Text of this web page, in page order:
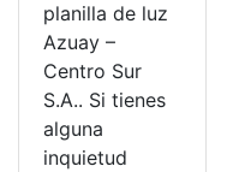
planilla de luz
Azuay –
Centro Sur
S.A.. Si tienes
alguna
inquietud